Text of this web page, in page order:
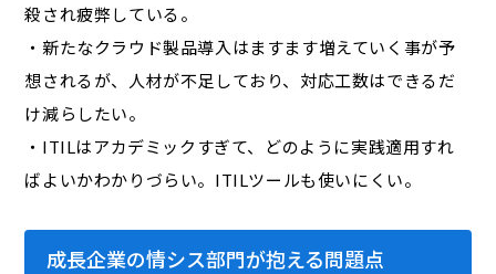
殺され疲弊している。
・新たなクラウド製品導入はますます増えていく事が予
想されるが、人材が不足しており、対応工数はできるだ
け減らしたい。
・ITILはアカデミックすぎて、どのように実践適用すれ
ばよいかわかりづらい。ITILツールも使いにくい。
成長企業の情シス部門が抱える問題点